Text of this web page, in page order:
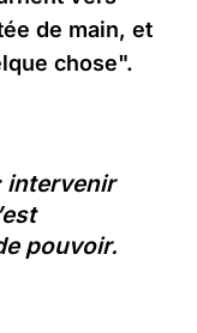
de main, et
chose".
intervenir
pouvoir.